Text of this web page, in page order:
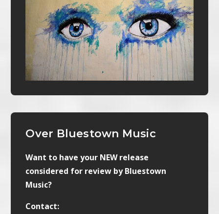
Over Bluestown Music
Want to have your NEW release
considered for review by Bluestown
Music?
Contact: